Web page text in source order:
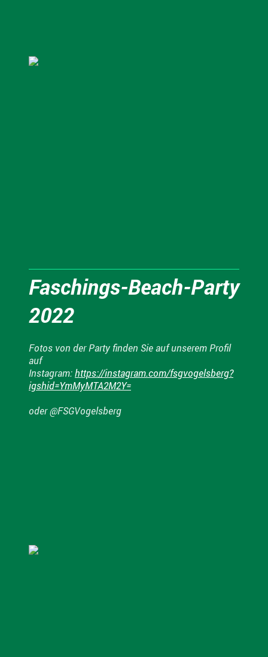
Faschings-Beach-Party
2022
Fotos von der Party finden Sie auf unserem Profil
auf
Instagram:https://instagram.com/fsgvogelsberg?
igshid=YmMyMTA2M2Y=
oder @FSGVogelsberg